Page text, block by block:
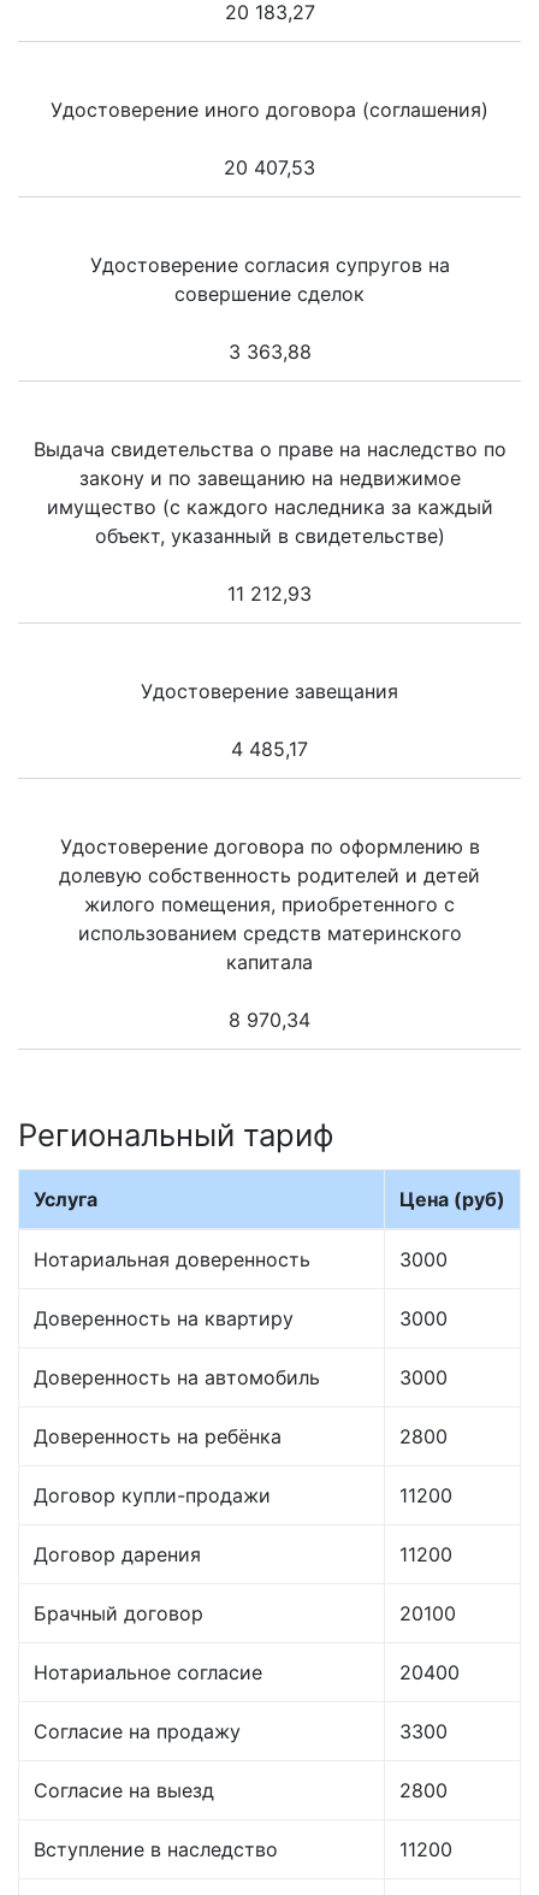
20 183,27
Удостоверение иного договора (соглашения)
20 407,53
Удостоверение согласия супругов на
совершение сделок
3 363,88
Выдача свидетельства о праве на наследство по
закону и по завещанию на недвижимое
имущество (с каждого наследника за каждый
объект, указанный в свидетельстве)
11 212,93
Удостоверение завещания
4 485,17
Удостоверение договора по оформлению в
долевую собственность родителей и детей
жилого помещения, приобретенного с
использованием средств материнского
капитала
8 970,34
Региональный тариф
Услуга Цена (руб)
Нотариальная доверенность 3000
Доверенность на квартиру 3000
Доверенность на автомобиль 3000
Доверенность на ребёнка 2800
Договор купли-продажи 11200
Договор дарения 11200
Брачный договор 20100
Нотариальное согласие 20400
Согласие на продажу 3300
Согласие на выезд 2800
Вступление в наследство 11200